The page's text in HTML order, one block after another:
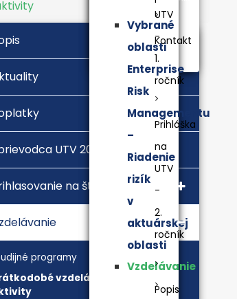
Kontakt
UTV
-
1.
ročník
Prihláška
na
UTV
-
2.
ročník
Vzdelávanie
Vybrané
oblasti
Enterprise
Risk
Managementu
–
Riadenie
rizík
v
aktuárskej
oblasti
Popis
UTV 2026/2027
na štúdium
programy
vzdelávanie a iné